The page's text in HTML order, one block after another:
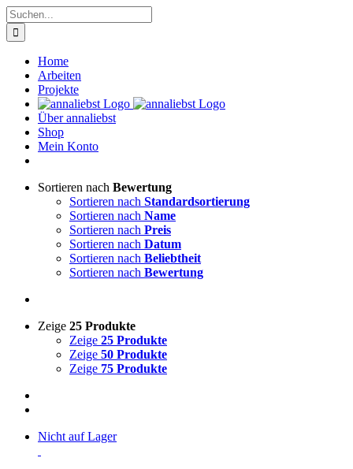
Zum
Inhalt
springen
Suche
nach:
Home
Arbeiten
Projekte
Über annaliebst
Shop
Mein Konto
Sortieren nach Bewertung
Sortieren nach Standardsortierung
Sortieren nach Name
Sortieren nach Preis
Sortieren nach Datum
Sortieren nach Beliebtheit
Sortieren nach Bewertung
Zeige 25 Produkte
Zeige 25 Produkte
Zeige 50 Produkte
Zeige 75 Produkte
Nicht auf Lager